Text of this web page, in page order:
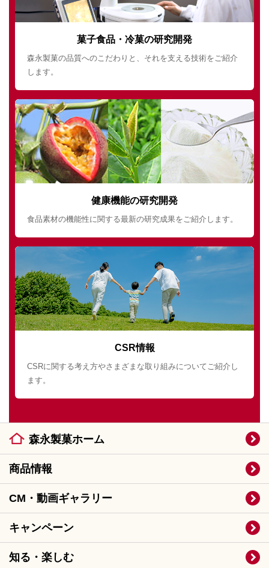
菓子食品・冷菓の研究開発
森永製菓の品質へのこだわりと、それを支える技術をご紹介
します。
健康機能の研究開発
食品素材の機能性に関する最新の研究成果をご紹介します。
CSR情報
CSRに関する考え方やさまざまな取り組みについてご紹介し
ます。
森永製菓ホーム
商品情報
CM・動画ギャラリー
キャンペーン
知る・楽しむ